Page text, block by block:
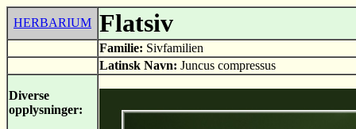
HERBARIUM Flatsiv
Familie: Sivfamilien
Latinsk Navn: Juncus compressus
Diverse
opplysninger: